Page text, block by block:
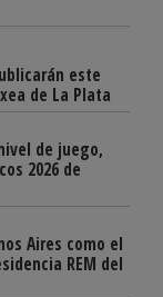
este
de La Plata
de juego,
2026 de
Aires como el
REM del